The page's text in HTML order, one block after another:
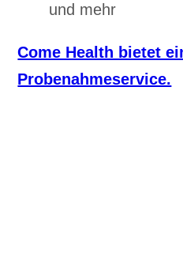
und mehr
Come Health bietet
Probenahmeservice.